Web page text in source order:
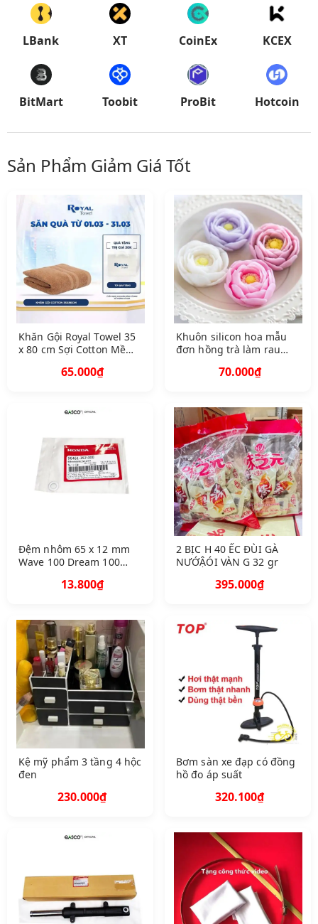
LBank XT CoinEx KCEX
BitMart Toobit ProBit Hotcoin
Sản Phẩm Giảm Giá Tốt
Khăn Gội Royal Towel 35
x 80 cm Sợi Cotton Mềm
Không Xổ Lông, Không
65.000₫
Khuôn silicon hoa mẫu
đơn hồng trà làm rau
hoa hồng trà trung
70.000₫
Đệm nhôm 65 x 12 mm
Wave 100 Dream 100
A90461357000 1571
13.800₫
2 BỊC H 40 ẾC ĐÙI GÀ
NƯỚẬÓI VÀN G 32 gr
395.000₫
Kệ mỹ phẩm 3 tầng 4 hộc
đen
230.000₫
Bơm sàn xe đạp có đồng
hồ đo áp suất
320.100₫